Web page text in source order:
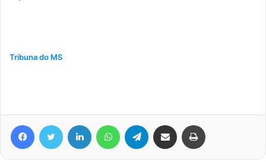
Tribuna do MS
FacebookTwitter Linkedin WhatsAppTelegram Compartilhar via e-mail